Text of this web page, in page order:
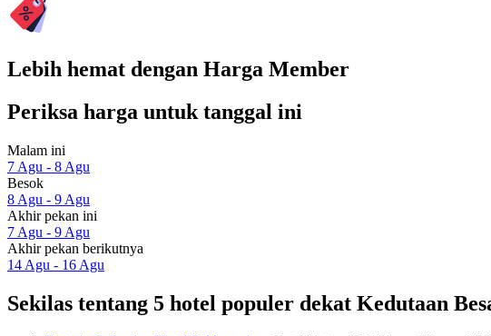
Lebih hemat dengan Harga Member
Periksa harga untuk tanggal ini
Malam ini
7 Agu - 8 Agu
Besok
8 Agu - 9 Agu
Akhir pekan ini
7 Agu - 9 Agu
Akhir pekan berikutnya
14 Agu - 16 Agu
Sekilas tentang 5 hotel populer dekat Kedutaan